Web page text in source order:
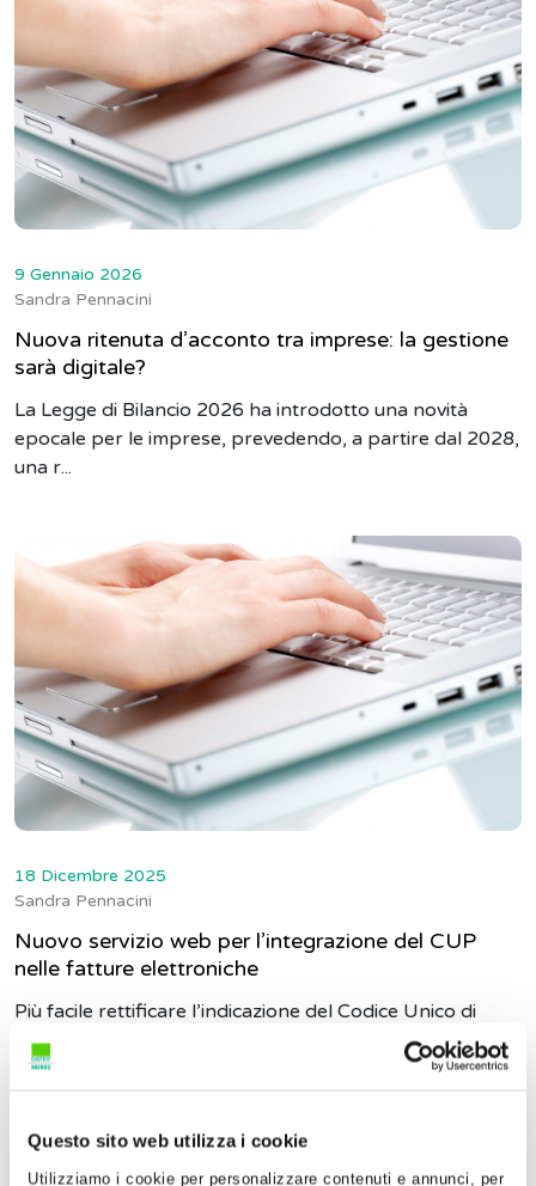
Questo sito web utilizza i cookie
Utilizziamo i cookie per personalizzare contenuti e annunci, per
9 Gennaio 2026
Sandra Pennacini
Nuova ritenuta d’acconto tra imprese: la gestione
sarà digitale?
La Legge di Bilancio 2026 ha introdotto una novità
epocale per le imprese, prevedendo, a partire dal 2028,
una r...
18 Dicembre 2025
Sandra Pennacini
Nuovo servizio web per l’integrazione del CUP
nelle fatture elettroniche
Più facile rettificare l’indicazione del Codice Unico di
Progetto nelle fatture elettroniche emesse a fron...